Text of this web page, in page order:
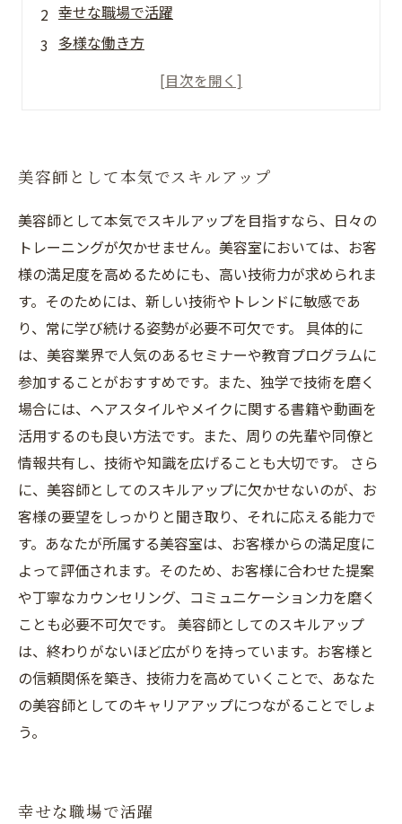
幸せな職場で活躍
多様な働き方
充実した教育システム
美容師として本気でスキルアップ
美容師として本気でスキルアップを目指すなら、日々の
トレーニングが欠かせません。美容室においては、お客
様の満足度を高めるためにも、高い技術力が求められま
す。そのためには、新しい技術やトレンドに敏感であ
り、常に学び続ける姿勢が必要不可欠です。 具体的に
は、美容業界で人気のあるセミナーや教育プログラムに
参加することがおすすめです。また、独学で技術を磨く
場合には、ヘアスタイルやメイクに関する書籍や動画を
活用するのも良い方法です。また、周りの先輩や同僚と
情報共有し、技術や知識を広げることも大切です。 さら
に、美容師としてのスキルアップに欠かせないのが、お
客様の要望をしっかりと聞き取り、それに応える能力で
す。あなたが所属する美容室は、お客様からの満足度に
よって評価されます。そのため、お客様に合わせた提案
や丁寧なカウンセリング、コミュニケーション力を磨く
ことも必要不可欠です。 美容師としてのスキルアップ
は、終わりがないほど広がりを持っています。お客様と
の信頼関係を築き、技術力を高めていくことで、あなた
の美容師としてのキャリアアップにつながることでしょ
う。
幸せな職場で活躍